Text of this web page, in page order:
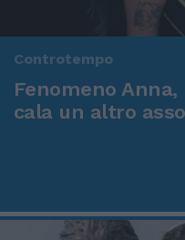
Controtempo
Fenomeno
cala un altro asso